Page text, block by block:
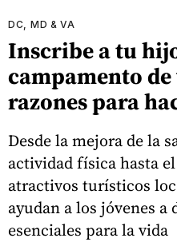
DC, MD & VA
Inscribe a tu
campamento de
razones para
Desde la mejora de la
actividad física hasta
atractivos turísticos
ayudan a los jóvenes
esenciales para la vida